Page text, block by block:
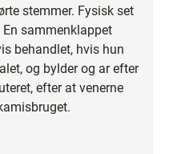
stemmer. Fysisk set
sammenklappet
behandlet, hvis hun
og bylder og ar efter
efter at venerne